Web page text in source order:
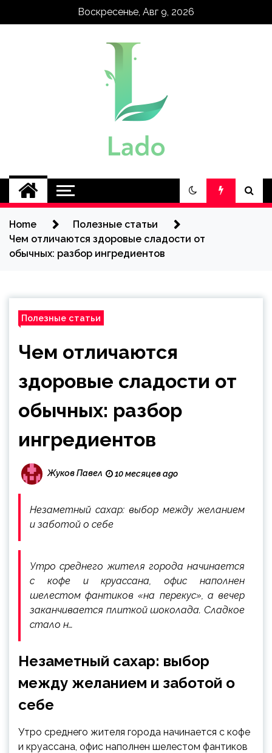
Воскресенье, Авг 9, 2026
lado.kh.ua
Home
Полезные статьи
Чем отличаются здоровые сладости от
обычных: разбор ингредиентов
Полезные статьи
Чем отличаются
здоровые сладости от
обычных: разбор
ингредиентов
Жуков Павел 10 месяцев ago
Незаметный сахар: выбор между желанием
и заботой о себе
Утро среднего жителя города начинается
с кофе и круассана, офис наполнен
шелестом фантиков «на перекус», а вечер
заканчивается плиткой шоколада. Сладкое
стало н…
Незаметный сахар: выбор
между желанием и заботой о
себе
Утро среднего жителя города начинается с кофе
и круассана, офис наполнен шелестом фантиков